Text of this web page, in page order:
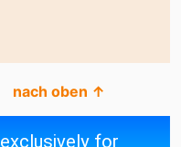
nach oben ↑